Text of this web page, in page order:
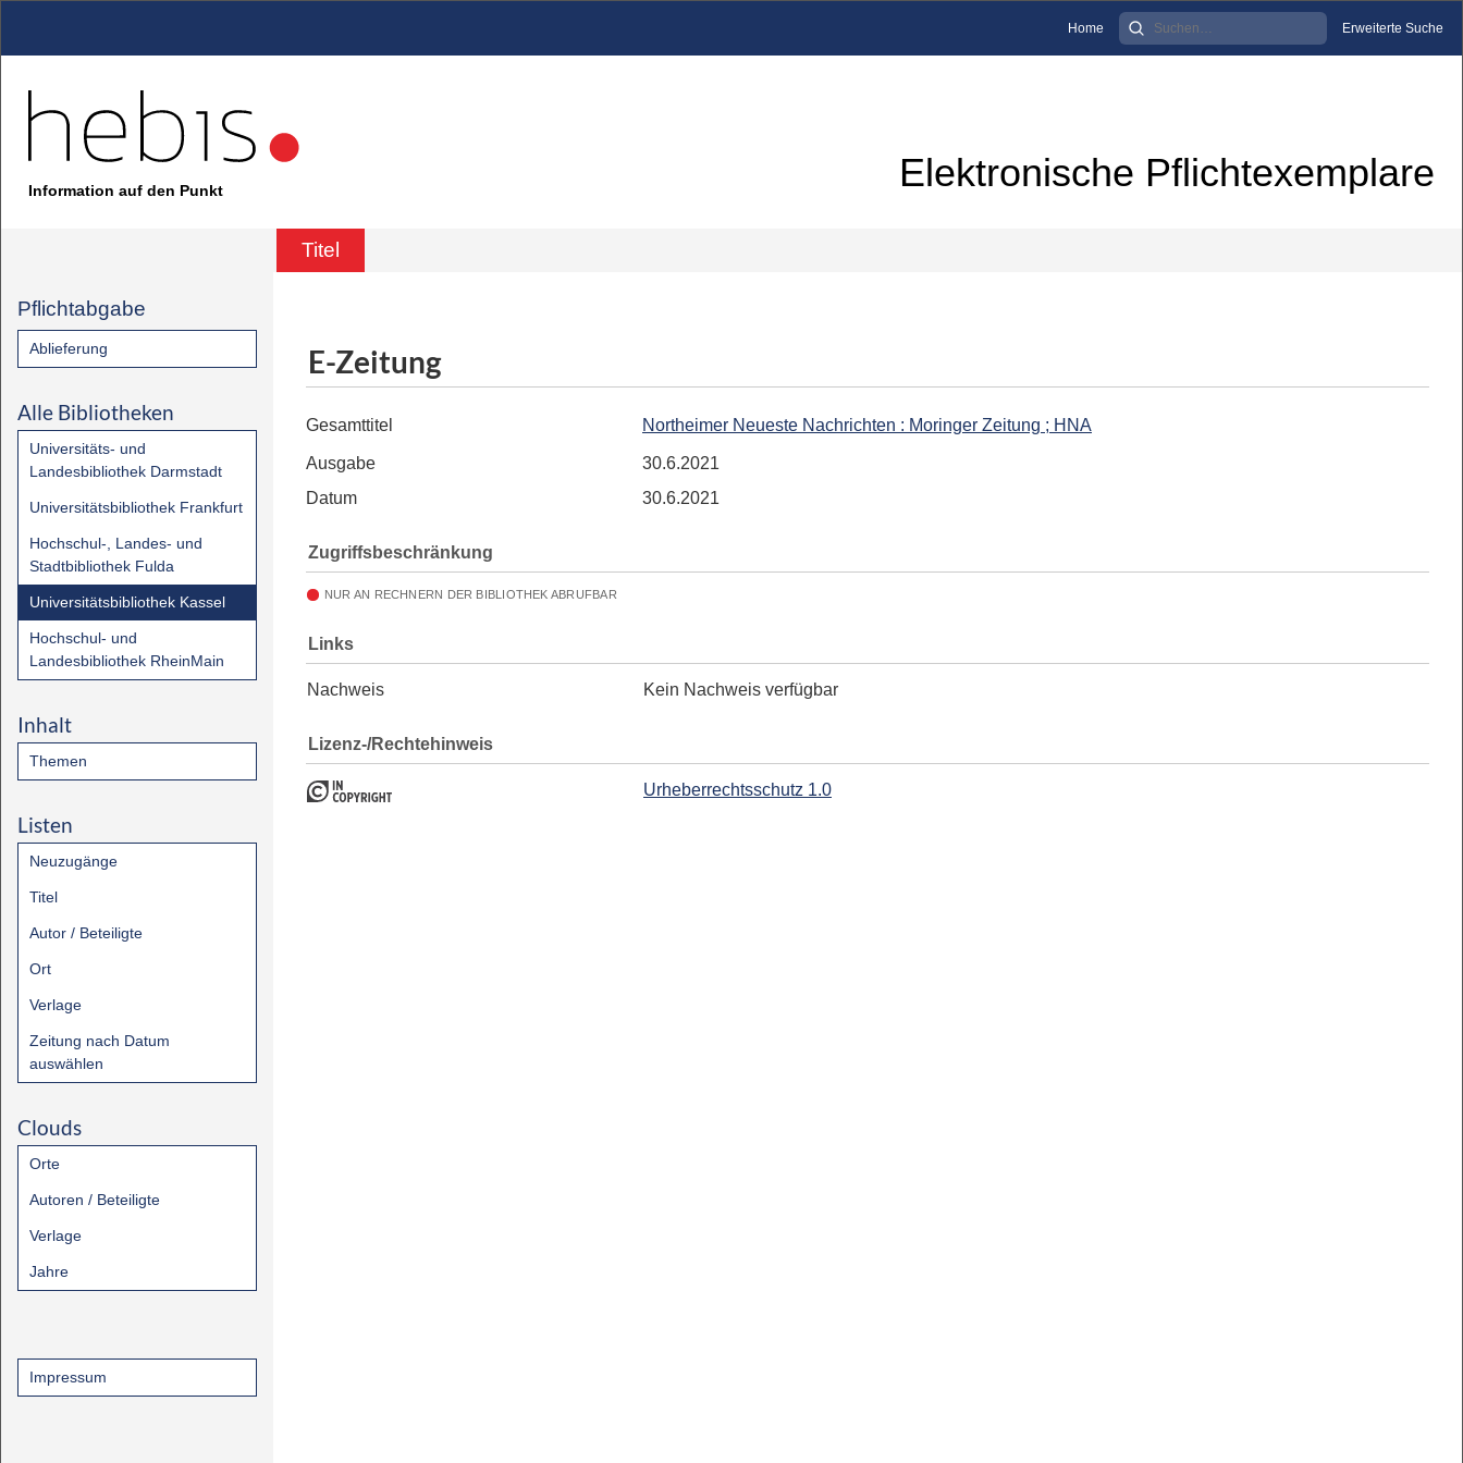
Home Erweiterte Suche
Information auf den Punkt Elektronische Pflichtexemplare
Titel
Pflichtabgabe
Ablieferung
Alle Bibliotheken
Universitäts- und
Landesbibliothek Darmstadt
Universitätsbibliothek Frankfurt
Hochschul-, Landes- und
Stadtbibliothek Fulda
Universitätsbibliothek Kassel
Hochschul- und
Landesbibliothek RheinMain
Inhalt
Themen
Listen
Neuzugänge
Titel
Autor / Beteiligte
Ort
Verlage
Zeitung nach Datum
auswählen
Clouds
Orte
Autoren / Beteiligte
Verlage
Jahre
Impressum
E-Zeitung
Gesamttitel Northeimer Neueste Nachrichten : Moringer Zeitung ; HNA
Ausgabe
30.6.2021
Datum
30.6.2021
Zugriffsbeschränkung
NUR AN RECHNERN DER BIBLIOTHEK ABRUFBAR
Links
Nachweis Kein Nachweis verfügbar
Lizenz-/Rechtehinweis
Urheberrechtsschutz 1.0